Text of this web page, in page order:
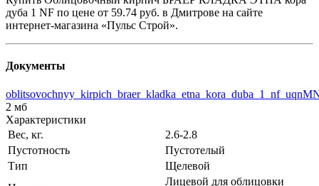
дуба 1 NF по цене от 59.74 руб. в Дмитрове на сайте
интернет-магазина «Пульс Строй».
Документы
2 мб
Характеристики
Вес, кг.
2.6-2.8
Пустотность
Пустотелый
Тип
Щелевой
Лицевой для облицовки